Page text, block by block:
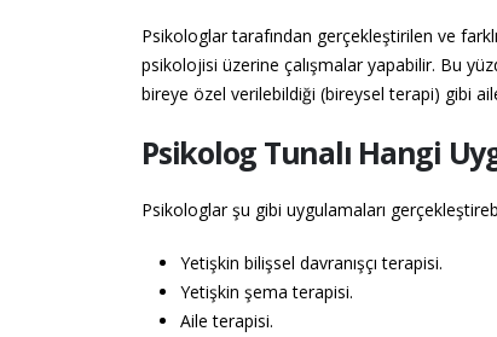
Psikologlar tarafından gerçekleştirilen ve
psikolojisi üzerine çalışmalar yapabilir. Bu
bireye özel verilebildiği (bireysel terapi) gibi
Psikolog Tunalı Hangi
Psikologlar şu gibi uygulamaları
Yetişkin bilişsel davranışçı terapisi.
Yetişkin şema terapisi.
Aile terapisi.